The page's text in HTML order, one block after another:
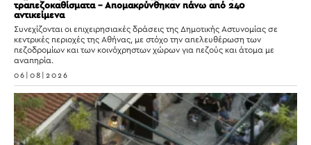
τραπεζοκαθίσματα – Απομακρύνθηκαν πάνω από 240
αντικείμενα
Συνεχίζονται οι επιχειρησιακές δράσεις της Δημοτικής Αστυνομίας σε
κεντρικές περιοχές της Αθήνας, με στόχο την απελευθέρωση των
πεζοδρομίων και των κοινόχρηστων χώρων για πεζούς και άτομα με
αναπηρία.
06|08|2026